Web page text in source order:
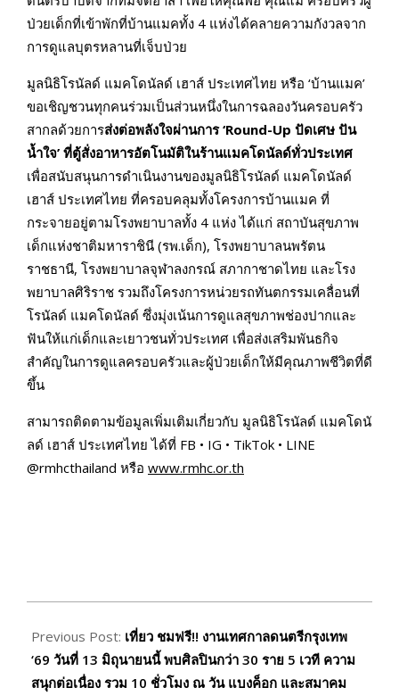
ป่วยเด็กที่เข้าพักที่บ้านแมคทั้ง 4 แห่งได้คลายความกังวลจาก
การดูแลบุตรหลานที่เจ็บป่วย
มูลนิธิโรนัลด์ แมคโดนัลด์ เฮาส์ ประเทศไทย หรือ ‘บ้านแมค’
ขอเชิญชวนทุกคนร่วมเป็นส่วนหนึ่งในการฉลองวันครอบครัว
สากลด้วยการส่งต่อพลังใจผ่านการ‘Round-Up ปัดเศษ ปัน
น้ำใจ’ ที่ตู้สั่งอาหารอัตโนมัติในร้านแมคโดนัลด์ทั่วประเทศ
เพื่อสนับสนุนการดำเนินงานของมูลนิธิโรนัลด์ แมคโดนัลด์
เฮาส์ ประเทศไทย ที่ครอบคลุมทั้งโครงการบ้านแมค ที่
กระจายอยู่ตามโรงพยาบาลทั้ง 4 แห่ง ได้แก่ สถาบันสุขภาพ
เด็กแห่งชาติมหาราชินี (รพ.เด็ก), โรงพยาบาลนพรัตน
ราชธานี, โรงพยาบาลจุฬาลงกรณ์ สภากาชาดไทย และโรง
พยาบาลศิริราช รวมถึงโครงการหน่วยรถทันตกรรมเคลื่อนที่
โรนัลด์ แมคโดนัลด์ ซึ่งมุ่งเน้นการดูแลสุขภาพช่องปากและ
ฟันให้แก่เด็กและเยาวชนทั่วประเทศ เพื่อส่งเสริมพันธกิจ
สำคัญในการดูแลครอบครัวและผู้ป่วยเด็กให้มีคุณภาพชีวิตที่ดี
ขึ้น
สามารถติดตามข้อมูลเพิ่มเติมเกี่ยวกับ มูลนิธิโรนัลด์ แมคโดนั
ลด์ เฮาส์ ประเทศไทย ได้ที่ FB • IG • TikTok • LINE
@rmhcthailand หรือ www.rmhc.or.th
05-
21
Previous Post: เที่ยว ชมฟรี!! งานเทศกาลดนตรีกรุงเทพ
‘69 วันที่ 13 มิถุนายนนี้ พบศิลปินกว่า 30 ราย 5 เวที ความ
สนุกต่อเนื่อง รวม 10 ชั่วโมง ณ วัน แบงค็อก และสมาคม